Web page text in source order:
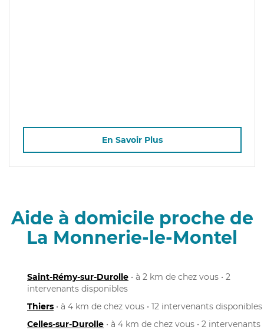
En Savoir Plus
Aide à domicile proche de
La Monnerie-le-Montel
Saint-Rémy-sur-Durolle • à 2 km de chez vous • 2
intervenants disponibles
Thiers • à 4 km de chez vous • 12 intervenants disponibles
Celles-sur-Durolle • à 4 km de chez vous • 2 intervenants